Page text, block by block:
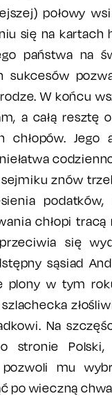
połowy
się na kartach
państwa na
sukcesów
W końcu
a całą resztę
chłopów. Jego
znów
podatków,
chłopi
się
sąsiad
plony w tym
Na
stronie Polski,
pozwoli mu
po wieczną